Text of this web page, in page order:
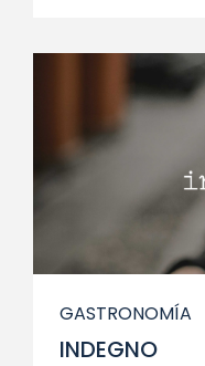
GASTRONOMÍA
INDEGNO